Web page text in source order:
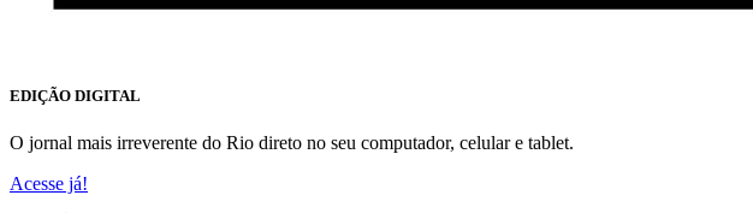
EDIÇÃO DIGITAL
O jornal mais irreverente do Rio direto no seu computador, celular e tablet.
Acesse já!